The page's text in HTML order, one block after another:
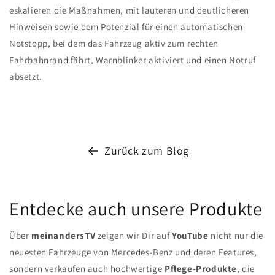
eskalieren die Maßnahmen, mit lauteren und deutlicheren
Hinweisen sowie dem Potenzial für einen automatischen
Notstopp, bei dem das Fahrzeug aktiv zum rechten
Fahrbahnrand fährt, Warnblinker aktiviert und einen Notruf
absetzt.
Zurück zum Blog
Entdecke auch unsere Produkte
Über meinandersTVzeigen wir Dir aufYouTube nicht nur die
neuesten Fahrzeuge von Mercedes-Benz und deren Features,
sondern verkaufen auch hochwertige Pflege-Produkte, die